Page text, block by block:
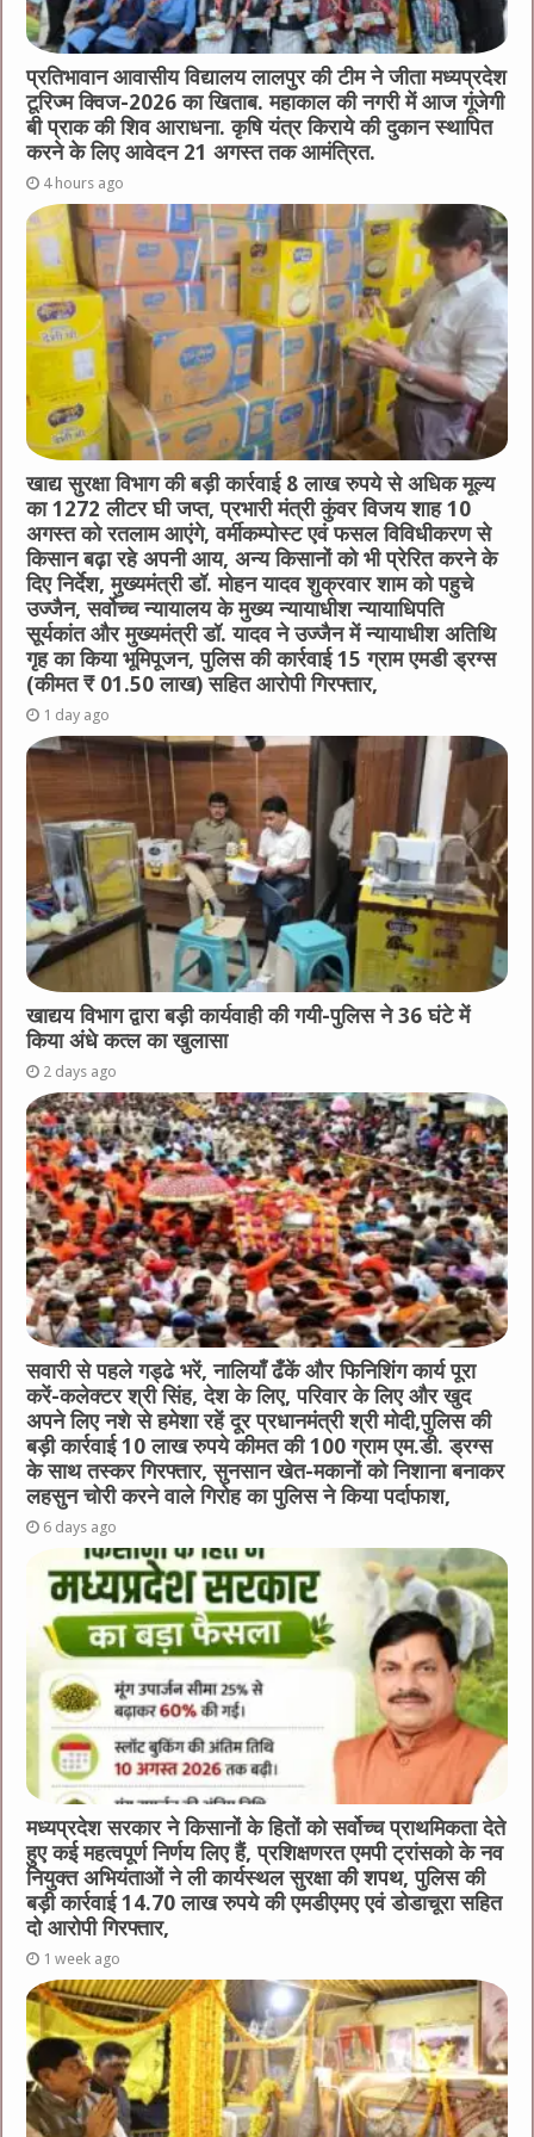
प्रतिभावान आवासीय विद्यालय लालपुर की टीम ने जीता मध्यप्रदेश
टूरिज्म क्विज-2026 का खिताब. महाकाल की नगरी में आज गूंजेगी
बी प्राक की शिव आराधना. कृषि यंत्र किराये की दुकान स्थापित
करने के लिए आवेदन 21 अगस्त तक आमंत्रित.
4 hours ago
खाद्य सुरक्षा विभाग की बड़ी कार्रवाई 8 लाख रुपये से अधिक मूल्य
का 1272 लीटर घी जप्त, प्रभारी मंत्री कुंवर विजय शाह 10
अगस्त को रतलाम आएंगे, वर्मीकम्पोस्ट एवं फसल विविधीकरण से
किसान बढ़ा रहे अपनी आय, अन्य किसानों को भी प्रेरित करने के
दिए निर्देश, मुख्यमंत्री डॉ. मोहन यादव शुक्रवार शाम को पहुचे
उज्जैन, सर्वोच्च न्यायालय के मुख्‍य न्‍यायाधीश न्यायाधिपति
सूर्यकांत और मुख्यमंत्री डॉ. यादव ने उज्जैन में न्यायाधीश अतिथि
गृह का किया भूमिपूजन, पुलिस की कार्रवाई 15 ग्राम एमडी ड्रग्स
(कीमत ₹ 01.50 लाख) सहित आरोपी गिरफ्तार,
1 day ago
खाद्यय विभाग द्वारा बड़ी कार्यवाही की गयी-पुलिस ने 36 घंटे में
किया अंधे कत्ल का खुलासा
2 days ago
सवारी से पहले गड्ढे भरें, नालियाँ ढँकें और फिनिशिंग कार्य पूरा
करें-कलेक्टर श्री सिंह, देश के लिए, परिवार के लिए और खुद
अपने लिए नशे से हमेशा रहें दूर प्रधानमंत्री श्री मोदी,पुलिस की
बड़ी कार्रवाई 10 लाख रुपये कीमत की 100 ग्राम एम.डी. ड्रग्स
के साथ तस्कर गिरफ्तार, सुनसान खेत-मकानों को निशाना बनाकर
लहसुन चोरी करने वाले गिरोह का पुलिस ने किया पर्दाफाश,
6 days ago
मध्यप्रदेश सरकार ने किसानों के हितों को सर्वोच्च प्राथमिकता देते
हुए कई महत्वपूर्ण निर्णय लिए हैं, प्रशिक्षणरत एमपी ट्रांसको के नव
नियुक्त अभियंताओं ने ली कार्यस्थल सुरक्षा की शपथ, पुलिस की
बड़ी कार्रवाई 14.70 लाख रुपये की एमडीएमए एवं डोडाचूरा सहित
दो आरोपी गिरफ्तार,
1 week ago